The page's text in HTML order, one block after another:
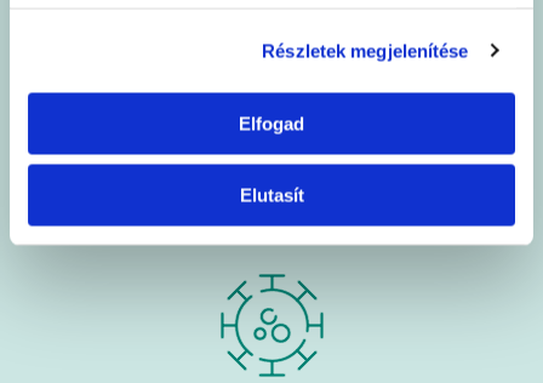
elhelyezkedéséről pár méteres pontossággal
Az Ön készülékén beazonosítása annak konkrét
tulajdonságainak (ujjlenyomat) aktív ellenőrzésével
Tudjon meg többet személyes adatainak feldolgozási
pontban. Bármikor módosíthatja vagy visszavonhatja a
Sütinyilatkozathoz való hozzájárulását.
Sütiket használunk a tartalmak és hirdetések személyre
szabásához, közösségi funkciók biztosításához,
Részletek megjelenítése
Elfogad
Elutasít
BAKTÉRIUMOK
Baktériumölő baktericid
GOMBÁK
gombaölő fungicid (behatási